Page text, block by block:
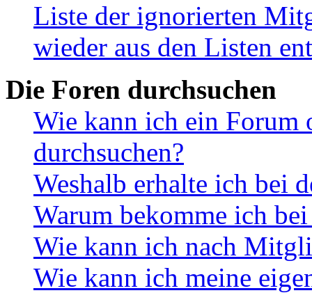
Liste der ignorierten
wieder aus den Listen
Die Foren durchsuchen
Wie kann ich ein Forum
durchsuchen?
Weshalb erhalte ich bei
Warum bekomme ich
Wie kann ich nach
Wie kann ich meine